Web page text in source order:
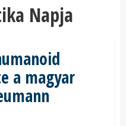
Napja
a magyar